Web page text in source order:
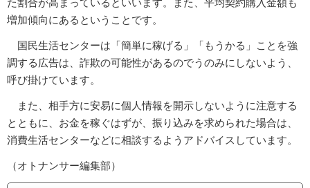
増加傾向にあるということです。
国民生活センターは「簡単に稼げる」「もうかる」ことを強
調する広告は、詐欺の可能性があるのでうのみにしないよう、
呼び掛けています。
また、相手方に安易に個人情報を開示しないように注意する
とともに、お金を稼ぐはずが、振り込みを求められた場合は、
消費生活センターなどに相談するようアドバイスしています。
（オトナンサー編集部）